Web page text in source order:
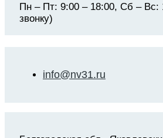
Пн – Пт: 9:00 – 18:00, Сб –
звонку)
info@nv31.ru